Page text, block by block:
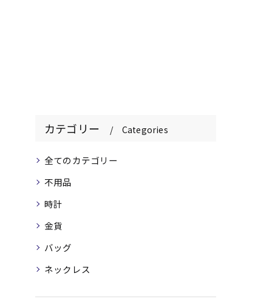
カテゴリー Categories
全てのカテゴリー
不用品
時計
金貨
バッグ
ネックレス